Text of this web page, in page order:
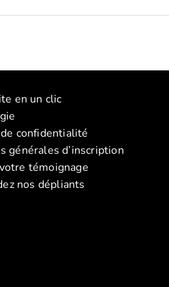
en un clic
confidentialité
générales d’inscription
témoignage
nos dépliants